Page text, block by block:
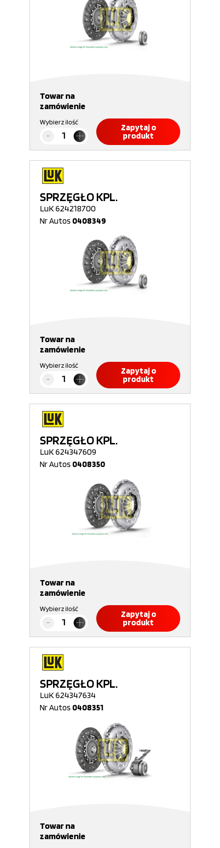
Towar na
zamówienie
Wybierz ilość
Zapytaj o
produkt
SPRZĘGŁO KPL.
LuK 624218700
Nr Autos 0408349
Towar na
zamówienie
Wybierz ilość
Zapytaj o
produkt
SPRZĘGŁO KPL.
LuK 624347609
Nr Autos 0408350
Towar na
zamówienie
Wybierz ilość
Zapytaj o
produkt
SPRZĘGŁO KPL.
LuK 624347634
Nr Autos 0408351
Towar na
zamówienie